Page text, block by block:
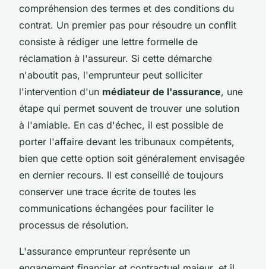
compréhension des termes et des conditions du
contrat. Un premier pas pour résoudre un conflit
consiste à rédiger une lettre formelle de
réclamation à l'assureur. Si cette démarche
n'aboutit pas, l'emprunteur peut solliciter
l'intervention d'un médiateur de l'assurance, une
étape qui permet souvent de trouver une solution
à l'amiable. En cas d'échec, il est possible de
porter l'affaire devant les tribunaux compétents,
bien que cette option soit généralement envisagée
en dernier recours. Il est conseillé de toujours
conserver une trace écrite de toutes les
communications échangées pour faciliter le
processus de résolution.
L'assurance emprunteur représente un